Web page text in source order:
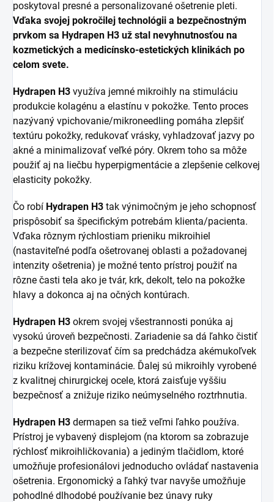
poskytoval presné a personalizované ošetrenie pleti.
Vďaka svojej pokročilej technológii a bezpečnostným
prvkom sa Hydrapen H3 už stal nevyhnutnosťou na
kozmetických a medicínsko-estetických klinikách po
celom svete.
Hydrapen H3 využíva jemné mikroihly na stimuláciu
produkcie kolagénu a elastínu v pokožke. Tento proces
nazývaný vpichovanie/mikroneedling pomáha zlepšiť
textúru pokožky, redukovať vrásky, vyhladzovať jazvy po
akné a minimalizovať veľké póry. Okrem toho sa môže
použiť aj na liečbu hyperpigmentácie a zlepšenie celkovej
elasticity pokožky.
Čo robí Hydrapen H3 tak výnimočným je jeho schopnosť
prispôsobiť sa špecifickým potrebám klienta/pacienta.
Vďaka rôznym rýchlostiam prieniku mikroihiel
(nastaviteľné podľa ošetrovanej oblasti a požadovanej
intenzity ošetrenia) je možné tento prístroj použiť na
rôzne časti tela ako je tvár, krk, dekolt, telo na pokožke
hlavy a dokonca aj na očných kontúrach.
Hydrapen H3 okrem svojej všestrannosti ponúka aj
vysokú úroveň bezpečnosti. Zariadenie sa dá ľahko čistiť
a bezpečne sterilizovať čím sa predchádza akémukoľvek
riziku krížovej kontaminácie. Ďalej sú mikroihly vyrobené
z kvalitnej chirurgickej ocele, ktorá zaisťuje vyššiu
bezpečnosť a znižuje riziko neúmyselného roztrhnutia.
Hydrapen H3 dermapen sa tiež veľmi ľahko používa.
Prístroj je vybavený displejom (na ktorom sa zobrazuje
rýchlosť mikroihličkovania) a jediným tlačidlom, ktoré
umožňuje profesionálovi jednoducho ovládať nastavenia
ošetrenia. Ergonomický a ľahký tvar navyše umožňuje
pohodlné dlhodobé používanie bez únavy ruky